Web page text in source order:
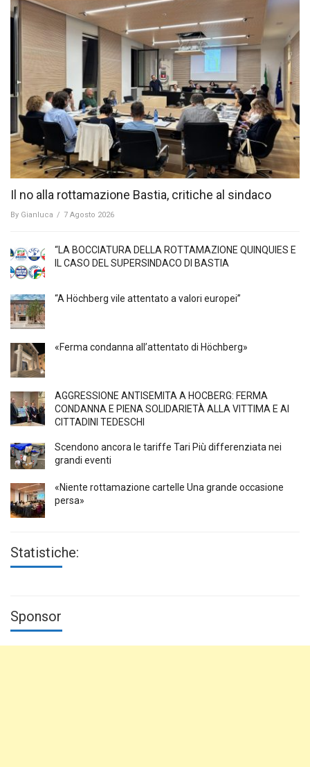
Il no alla rottamazione Bastia, critiche al sindaco
By Gianluca / 7 Agosto 2026
“LA BOCCIATURA DELLA ROTTAMAZIONE QUINQUIES E
IL CASO DEL SUPERSINDACO DI BASTIA
“A Höchberg vile attentato a valori europei”
«Ferma condanna all’attentato di Höchberg»
AGGRESSIONE ANTISEMITA A HÖCBERG: FERMA
CONDANNA E PIENA SOLIDARIETÀ ALLA VITTIMA E AI
CITTADINI TEDESCHI
Scendono ancora le tariffe Tari Più differenziata nei
grandi eventi
«Niente rottamazione cartelle Una grande occasione
persa»
Statistiche:
Sponsor